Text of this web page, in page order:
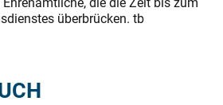
überbrücken. tb